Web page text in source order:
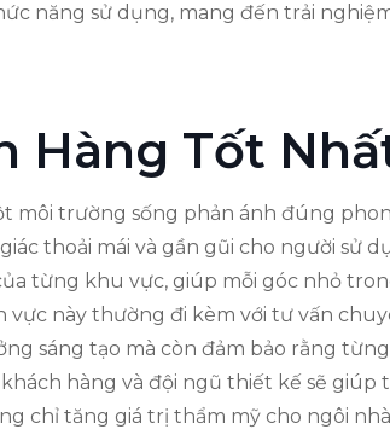
năng sử dụng, mang đến trải
Hàng Tốt
trường sống phản ánh đúng
thoải mái và gần gũi cho người sử
từng khu vực, giúp mỗi góc nhỏ
này thường đi kèm với tư vấn
sáng tạo mà còn đảm bảo rằng
hàng và đội ngũ thiết kế sẽ
chỉ tăng giá trị thẩm mỹ cho ngôi